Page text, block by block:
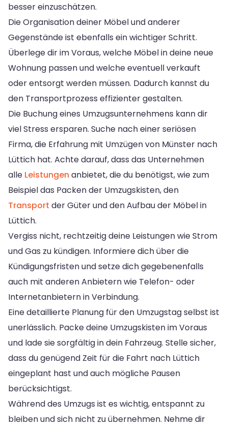
besser einzuschätzen.
Die Organisation deiner Möbel und anderer
Gegenstände ist ebenfalls ein wichtiger Schritt.
Überlege dir im Voraus, welche Möbel in deine neue
Wohnung passen und welche eventuell verkauft
oder entsorgt werden müssen. Dadurch kannst du
den Transportprozess effizienter gestalten.
Die Buchung eines Umzugsunternehmens kann dir
viel Stress ersparen. Suche nach einer seriösen
Firma, die Erfahrung mit Umzügen von Münster nach
Lüttich hat. Achte darauf, dass das Unternehmen
alle Leistungen anbietet, die du benötigst, wie zum
Beispiel das Packen der Umzugskisten, den
Transport der Güter und den Aufbau der Möbel in
Lüttich.
Vergiss nicht, rechtzeitig deine Leistungen wie Strom
und Gas zu kündigen. Informiere dich über die
Kündigungsfristen und setze dich gegebenenfalls
auch mit anderen Anbietern wie Telefon- oder
Internetanbietern in Verbindung.
Eine detaillierte Planung für den Umzugstag selbst ist
unerlässlich. Packe deine Umzugskisten im Voraus
und lade sie sorgfältig in dein Fahrzeug. Stelle sicher,
dass du genügend Zeit für die Fahrt nach Lüttich
eingeplant hast und auch mögliche Pausen
berücksichtigst.
Während des Umzugs ist es wichtig, entspannt zu
bleiben und sich nicht zu übernehmen. Nehme dir